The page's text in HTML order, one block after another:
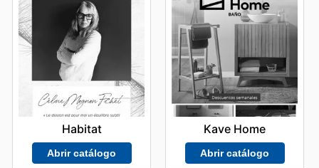
Habitat
Abrir catálogo
Kave Home
Abrir catálogo